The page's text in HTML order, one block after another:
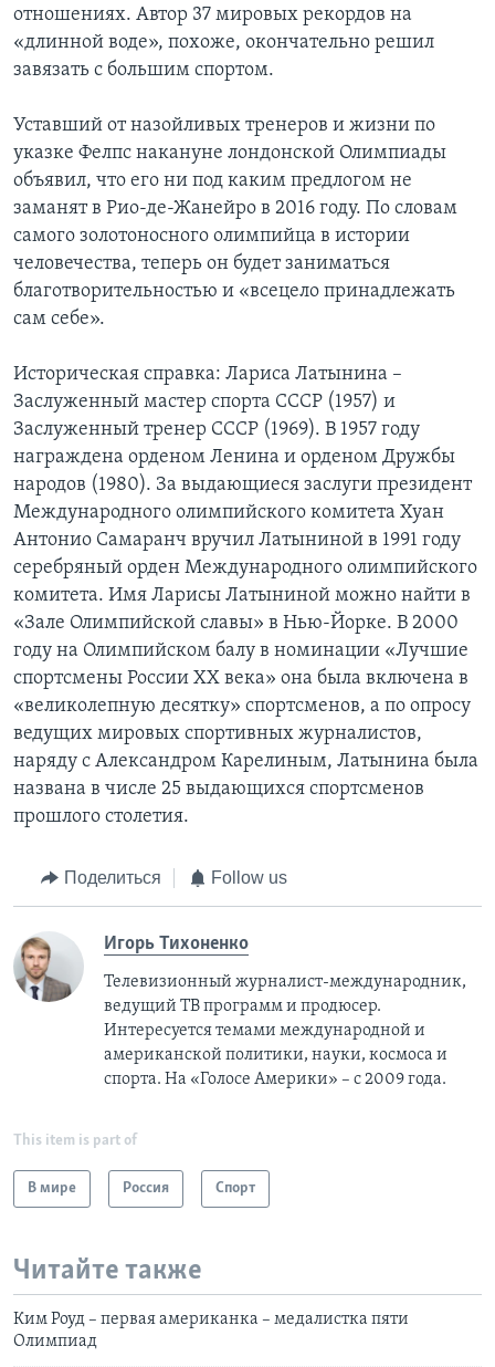
отношениях. Автор 37 мировых рекордов на
«длинной воде», похоже, окончательно решил
завязать с большим спортом.
Уставший от назойливых тренеров и жизни по
указке Фелпс накануне лондонской Олимпиады
объявил, что его ни под каким предлогом не
заманят в Рио-де-Жанейро в 2016 году. По словам
самого золотоносного олимпийца в истории
человечества, теперь он будет заниматься
благотворительностью и «всецело принадлежать
сам себе».
Историческая справка: Лариса Латынина –
Заслуженный мастер спорта СССР (1957) и
Заслуженный тренер СССР (1969). В 1957 году
награждена орденом Ленина и орденом Дружбы
народов (1980). За выдающиеся заслуги президент
Международного олимпийского комитета Хуан
Антонио Самаранч вручил Латыниной в 1991 году
серебряный орден Международного олимпийского
комитета. Имя Ларисы Латыниной можно найти в
«Зале Олимпийской славы» в Нью-Йорке. В 2000
году на Олимпийском балу в номинации «Лучшие
спортсмены России ХХ века» она была включена в
«великолепную десятку» спортсменов, а по опросу
ведущих мировых спортивных журналистов,
наряду с Александром Карелиным, Латынина была
названа в числе 25 выдающихся спортсменов
прошлого столетия.
Поделиться Follow us
Игорь Тихоненко
Телевизионный журналист-международник,
ведущий ТВ программ и продюсер.
Интересуется темами международной и
американской политики, науки, космоса и
спорта. На «Голосе Америки» – с 2009 года.
This item is part of
В мире Россия Спорт
Читайте также
Ким Роуд – первая американка – медалистка пяти
Олимпиад